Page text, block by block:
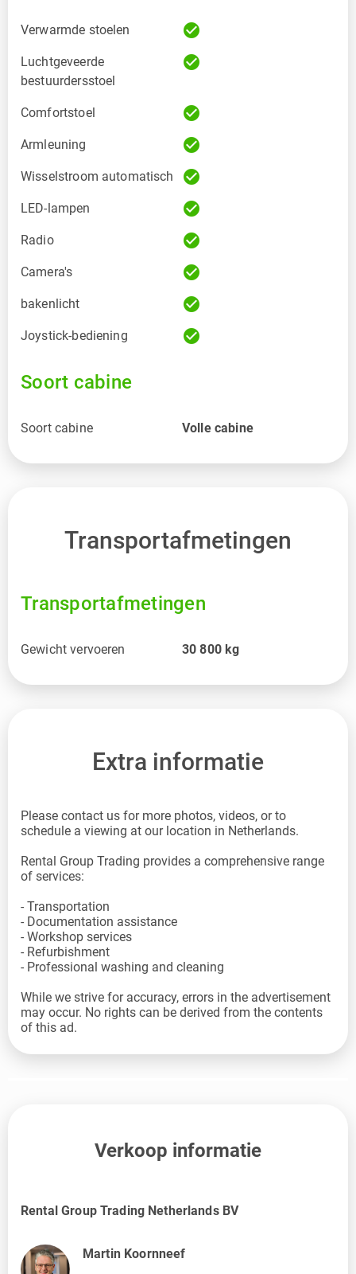
Verwarmde stoelen check_circle
Luchtgeveerde
bestuurdersstoel
check_circle
Comfortstoel check_circle
Armleuning check_circle
Wisselstroom automatisch check_circle
LED-lampen check_circle
Radio check_circle
Camera's check_circle
bakenlicht check_circle
Joystick-bediening check_circle
Soort cabine
Soort cabine Volle cabine
Transportafmetingen
Transportafmetingen
Gewicht vervoeren 30 800 kg
Extra informatie
Please contact us for more photos, videos, or to
schedule a viewing at our location in Netherlands.
Rental Group Trading provides a comprehensive range
of services:
- Transportation
- Documentation assistance
- Workshop services
- Refurbishment
- Professional washing and cleaning
While we strive for accuracy, errors in the advertisement
may occur. No rights can be derived from the contents
of this ad.
Verkoop informatie
Rental Group Trading Netherlands BV
Martin Koornneef